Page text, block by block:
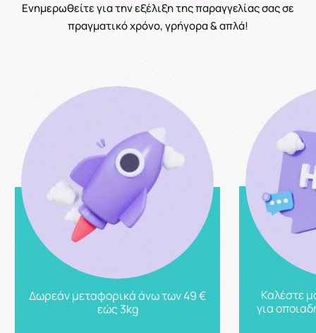
Ενημερωθείτε για την εξέλιξη της παραγγελίας σας σε
πραγματικό χρόνο, γρήγορα & απλά!
Δωρεάν μεταφορικά άνω των 49 €
εώς 3kg
Καλέστε
για